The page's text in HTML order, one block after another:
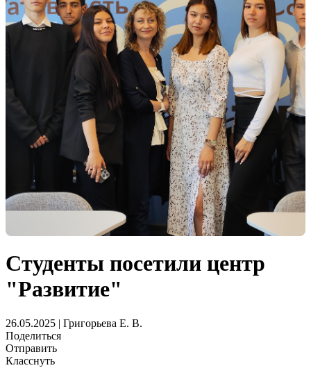
Студенты посетили центр
"Развитие"
26.05.2025 | Григорьева Е. В.
Поделиться
Отправить
Класснуть